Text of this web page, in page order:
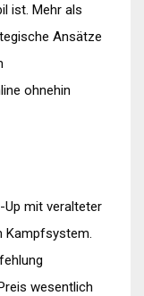
ist. Mehr als
Ansätze
ohnehin
Up mit veralteter
Kampfsystem.
wesentlich